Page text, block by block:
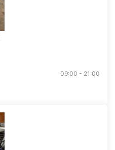
09:00 - 21:00